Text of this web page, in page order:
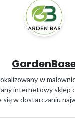
w
internetowy sklep
się w dostarczaniu